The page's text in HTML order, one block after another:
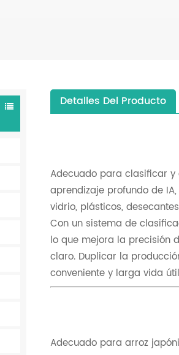
Detalles Del Producto
Adecuado para clasificar
aprendizaje profundo de
vidrio, plásticos,
Con un sistema de
lo que mejora la precisión
claro. Duplicar la
conveniente y larga vida
Adecuado para arroz